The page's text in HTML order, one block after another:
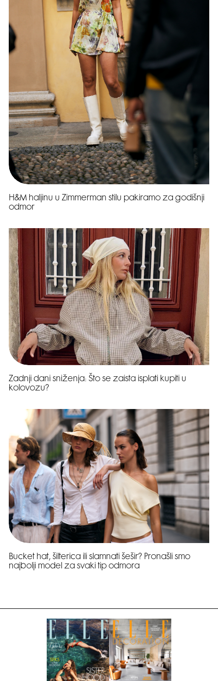
H&M haljinu u Zimmerman stilu pakiramo za godišnji
odmor
Zadnji dani sniženja: Što se zaista isplati kupiti u
kolovozu?
Bucket hat, šilterica ili slamnati šešir? Pronašli smo
najbolji model za svaki tip odmora